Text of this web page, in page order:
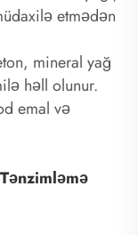
etmədən
mineral yağ
həll olunur.
emal və